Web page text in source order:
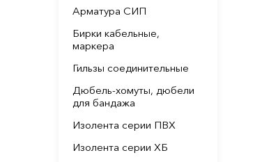
Арматура СИП
Бирки кабельные,
маркера
Гильзы соединительные
Дюбель-хомуты, дюбели
для бандажа
Изолента серии ПВХ
Изолента серии ХБ